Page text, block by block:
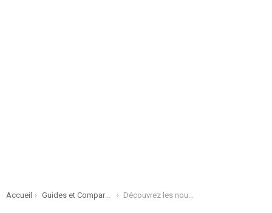
You are here:
Accueil Guides et Comparatifs Découvrez les nouveaux sets Lego Star Wars de 2026